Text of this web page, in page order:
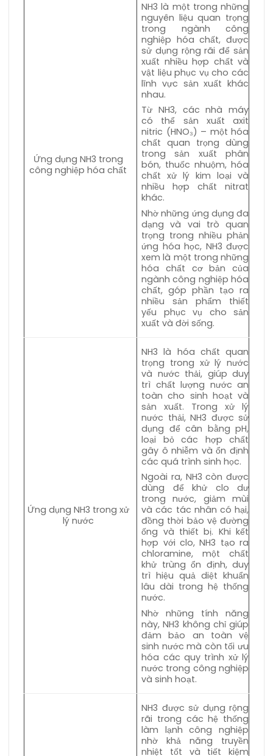
Ứng dụng NH3 trong
công nghiệp hóa chất
NH3 là một trong những
nguyên liệu quan trọng
trong ngành công
nghiệp hóa chất, được
sử dụng rộng rãi để sản
xuất nhiều hợp chất và
vật liệu phục vụ cho các
lĩnh vực sản xuất khác
nhau.
Từ NH3, các nhà máy
có thể sản xuất axit
nitric (HNO₃) – một hóa
chất quan trọng dùng
trong sản xuất phân
bón, thuốc nhuộm, hóa
chất xử lý kim loại và
nhiều hợp chất nitrat
khác.
Nhờ những ứng dụng đa
dạng và vai trò quan
trọng trong nhiều phản
ứng hóa học, NH3 được
xem là một trong những
hóa chất cơ bản của
ngành công nghiệp hóa
chất, góp phần tạo ra
nhiều sản phẩm thiết
yếu phục vụ cho sản
xuất và đời sống.
Ứng dụng NH3 trong xử
lý nước
NH3 là hóa chất quan
trọng trong xử lý nước
và nước thải, giúp duy
trì chất lượng nước an
toàn cho sinh hoạt và
sản xuất. Trong xử lý
nước thải, NH3 được sử
dụng để cân bằng pH,
loại bỏ các hợp chất
gây ô nhiễm và ổn định
các quá trình sinh học.
Ngoài ra, NH3 còn được
dùng để khử clo dư
trong nước, giảm mùi
và các tác nhân có hại,
đồng thời bảo vệ đường
ống và thiết bị. Khi kết
hợp với clo, NH3 tạo ra
chloramine, một chất
khử trùng ổn định, duy
trì hiệu quả diệt khuẩn
lâu dài trong hệ thống
nước.
Nhờ những tính năng
này, NH3 không chỉ giúp
đảm bảo an toàn vệ
sinh nước mà còn tối ưu
hóa các quy trình xử lý
nước trong công nghiệp
và sinh hoạt.
NH3 được sử dụng rộng
rãi trong các hệ thống
làm lạnh công nghiệp
nhờ khả năng truyền
nhiệt tốt và tiết kiệm